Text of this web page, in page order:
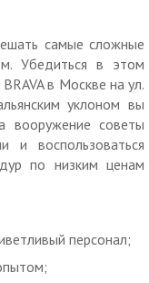
самые сложные
Убедиться в этом
в Москве на ул.
уклоном вы
вооружение советы
и воспользоваться
по низким ценам
персонал;